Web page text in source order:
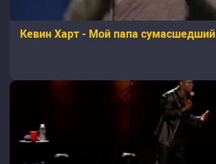
Кевин Харт - Мой папа сумасшедший